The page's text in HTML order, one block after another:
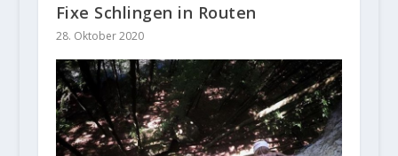
Fixe Schlingen in Routen
28. Oktober 2020